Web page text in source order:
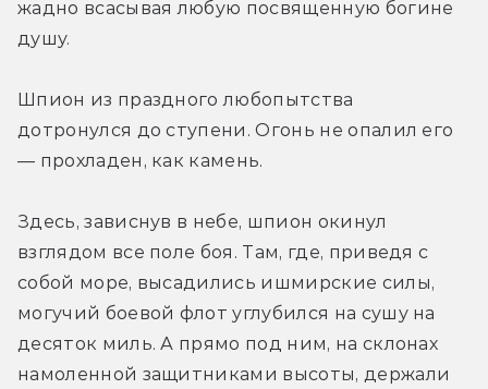
жадно всасывая любую посвященную богине
душу.
Шпион из праздного любопытства
дотронулся до ступени. Огонь не опалил его
— прохладен, как камень.
Здесь, зависнув в небе, шпион окинул
взглядом все поле боя. Там, где, приведя с
собой море, высадились ишмирские силы,
могучий боевой флот углубился на сушу на
десяток миль. А прямо под ним, на склонах
намоленной защитниками высоты, держали